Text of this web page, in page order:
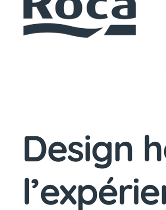
Design